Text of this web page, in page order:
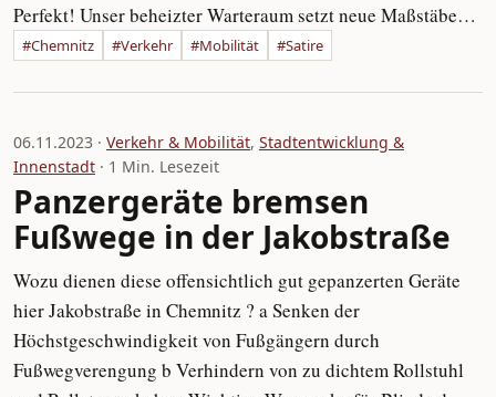
Perfekt! Unser beheizter Warteraum setzt neue Maßstäbe…
#Chemnitz #Verkehr #Mobilität #Satire
06.11.2023 · Verkehr & Mobilität, Stadtentwicklung &
Innenstadt · 1 Min. Lesezeit
Panzergeräte bremsen
Fußwege in der Jakobstraße
Wozu dienen diese offensichtlich gut gepanzerten Geräte
hier Jakobstraße in Chemnitz ? a Senken der
Höchstgeschwindigkeit von Fußgängern durch
Fußwegverengung b Verhindern von zu dichtem Rollstuhl